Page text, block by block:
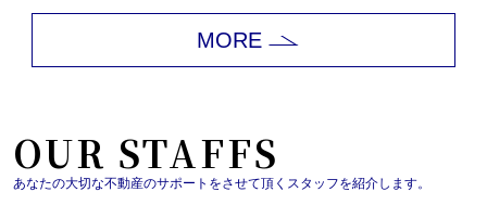
断ポイント！戸建...
MORE
OUR STAFFS
あなたの大切な不動産のサポートをさせて頂くスタッフを紹介します。